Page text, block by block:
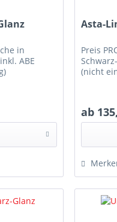
in
ABE
Asta-
Preis
(nicht
ab